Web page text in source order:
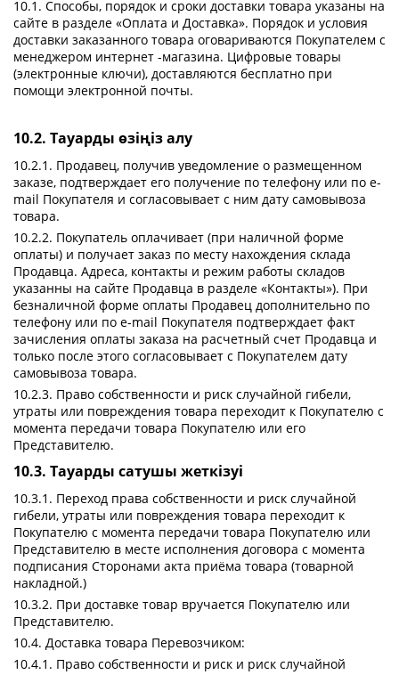
10.1. Способы, порядок и сроки доставки товара указаны на
сайте в разделе «Оплата и Доставка». Порядок и условия
доставки заказанного товара оговариваются Покупателем с
менеджером интернет -магазина. Цифровые товары
(электронные ключи), доставляются бесплатно при
помощи электронной почты.
10.2. Тауарды өзіңіз алу
10.2.1. Продавец, получив уведомление о размещенном
заказе, подтверждает его получение по телефону или по e-
mail Покупателя и согласовывает с ним дату самовывоза
товара.
10.2.2. Покупатель оплачивает (при наличной форме
оплаты) и получает заказ по месту нахождения склада
Продавца. Адреса, контакты и режим работы складов
указанны на сайте Продавца в разделе «Контакты»). При
безналичной форме оплаты Продавец дополнительно по
телефону или по e-mail Покупателя подтверждает факт
зачисления оплаты заказа на расчетный счет Продавца и
только после этого согласовывает с Покупателем дату
самовывоза товара.
10.2.3. Право собственности и риск случайной гибели,
утраты или повреждения товара переходит к Покупателю с
момента передачи товара Покупателю или его
Представителю.
10.3. Тауарды сатушы жеткізуі
10.3.1. Переход права собственности и риск случайной
гибели, утраты или повреждения товара переходит к
Покупателю с момента передачи товара Покупателю или
Представителю в месте исполнения договора с момента
подписания Сторонами акта приёма товара (товарной
накладной.)
10.3.2. При доставке товар вручается Покупателю или
Представителю.
10.4. Доставка товара Перевозчиком:
10.4.1. Право собственности и риск и риск случайной